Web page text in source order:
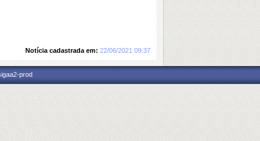
Notícia cadastrada em: 22/06/2021 09:37
prod